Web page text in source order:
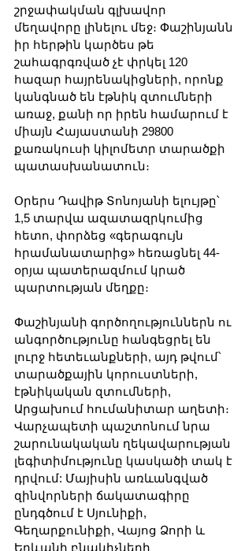
շրջափակման գլխավոր
մեղավորը լինելու մեջ։ Փաշինյանն
իր հերթին կարծես թե
շահագրգռված չէ փրկել 120
հազար հայրենակիցների, որոնք
կանգնած են էթնիկ զտումների
առաջ, քանի որ իրեն համարում է
միայն Հայաստանի 29800
քառակուսի կիլոմետր տարածքի
պատասխանատուն։
Օրերս Դավիթ Տոնոյանի ելույթը՝
1,5 տարվա ազատազրկումից
հետո, փորձեց «գերագույն
հրամանատարից» հեռացնել 44-
օրյա պատերազմում կրած
պարտության մեղքը։
Փաշինյանի գործողություններն ու
անգործությունը հանգեցրել են
լուրջ հետեւանքների, այդ թվում՝
տարածքային կորուստների,
էթնիկական զտումների,
Արցախում հումանիտար աղետի։
Վարչապետի պաշտոնում նրա
շարունակական ղեկավարության
լեգիտիմությունը կասկածի տակ է
դրվում: Մայիսին առևանգված
զինվորների ճակատագիրը
ընդգծում է Սյունիքի,
Գեղարքունիքի, Վայոց Ձորի և
Երևանի բնակիչների